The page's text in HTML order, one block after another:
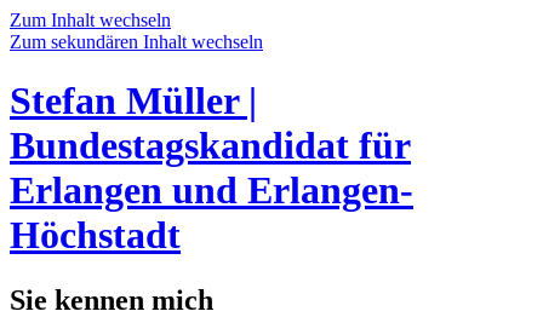
Zum Inhalt wechseln
Zum sekundären Inhalt wechseln
Stefan Müller |
Bundestagskandidat für
Erlangen und Erlangen-
Höchstadt
Sie kennen mich